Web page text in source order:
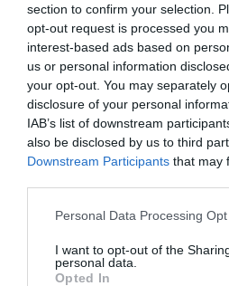
section to confirm your selection.
opt-out request is processed you
interest-based ads based on
us or personal information
your opt-out. You may separately
disclosure of your personal
IAB’s list of downstream
also be disclosed by us to third
Downstream Participants that may
Personal Data Processing
I want to opt-out of the
personal data.
Opted In